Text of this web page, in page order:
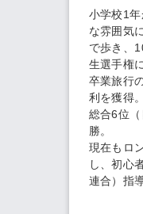
小学校1
な雰囲気
で歩き、
生選手権
卒業旅行
利を獲得
総合6位
勝。
現在もロ
し、初心
連合）指